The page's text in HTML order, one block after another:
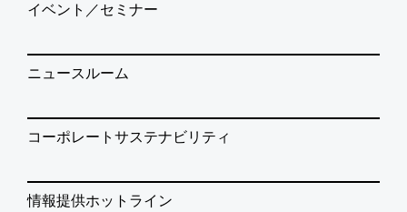
イベント／セミナー
ニュースルーム
コーポレートサステナビリティ
情報提供ホットライン